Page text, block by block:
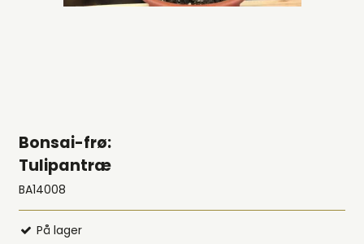
Bonsai-frø:
Tulipantræ
BA14008
På lager